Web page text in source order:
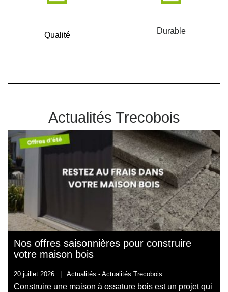
Qualité Durable
Actualités Trecobois
Nos offres saisonnières pour construire
votre maison bois
20 juillet 2026 Actualités - Actualités Trecobois
Construire une maison à ossature bois est un projet qui